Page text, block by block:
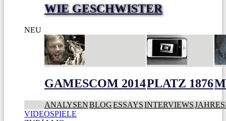
WIE GESCHWISTER
NEU
GAMESCOM 2014PLATZ 1876
ANALYSENBLOGESSAYSINTERVIEWS
VIDEOSPIELE